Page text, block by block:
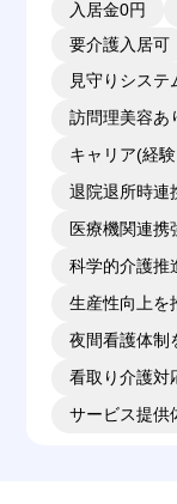
入居金0円
要介護入居可
見守りシステ
訪問理美容あ
キャリア(経
退院退所時連
医療機関連携
科学的介護推
生産性向上を
夜間看護体制
看取り介護対
サービス提供